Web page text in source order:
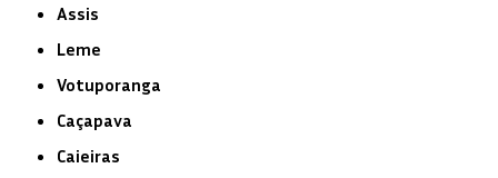
Assis
Leme
Votuporanga
Caçapava
Caieiras